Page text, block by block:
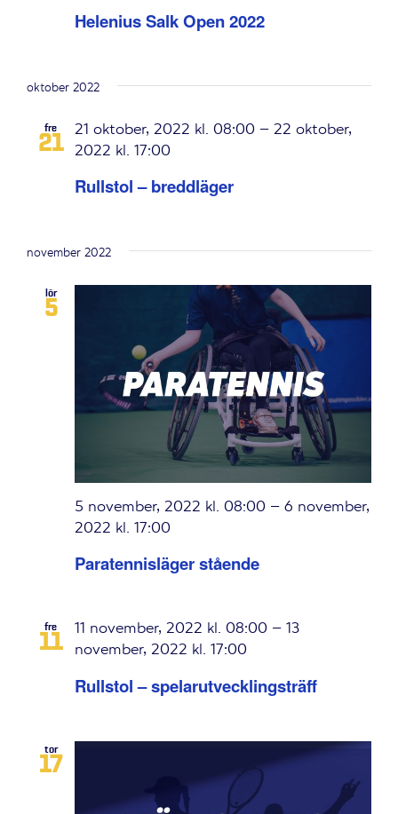
Helenius Salk Open 2022
oktober 2022
fre
21
Rullstol – breddläger
21 oktober, 2022 kl. 08:00 – 22 oktober,
2022 kl. 17:00
november 2022
lör
5
Paratennisläger stående
5 november, 2022 kl. 08:00 – 6 november,
2022 kl. 17:00
fre
11
Rullstol – spelarutvecklingsträff
11 november, 2022 kl. 08:00 – 13
november, 2022 kl. 17:00
tor
17